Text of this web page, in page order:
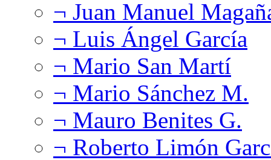
¬ Juan Manuel
¬ Luis Ángel García
¬ Mario San Martí
¬ Mario Sánchez M.
¬ Mauro Benites G.
¬ Roberto Limón